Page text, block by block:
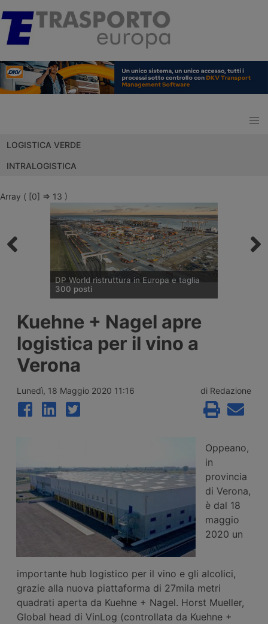
LOGISTICA VERDE
INTRALOGISTICA
Array ( [0] => 13 )
DP World ristruttura in Europa e taglia
300 posti
attività europee dopo l’uscita di tre dirigenti
senior, mentre Londra e Anversa registrano
volumi record e il gruppo prosegue gli
investimenti tra Svizzera, Golfo, Siria e
Regno Unito.
Kuehne + Nagel apre
logistica per il vino a
Verona
Lunedì, 18 Maggio 2020 11:16 di Redazione
Oppeano,
in
provincia
di Verona,
è dal 18
maggio
2020 un
importante hub logistico per il vino e gli alcolici,
grazie alla nuova piattaforma di 27mila metri
quadrati aperta da Kuehne + Nagel. Horst Mueller,
Global head di VinLog (controllata da Kuehne +